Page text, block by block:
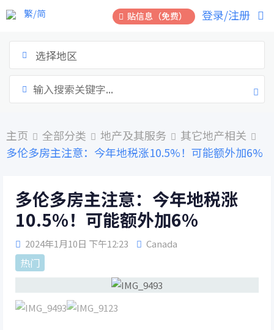
跳
到
贴信息（免费） 登录/注册
繁/简
选择地区
主页 全部分类 地产及其服务
其它地产相关
多伦多房主注意：今年地税涨10.5%！可能额外加6%
多伦多房主注意：今年地税涨
10.5%！可能额外加6%
2024年1月10日 下午12:23 Canada
热门